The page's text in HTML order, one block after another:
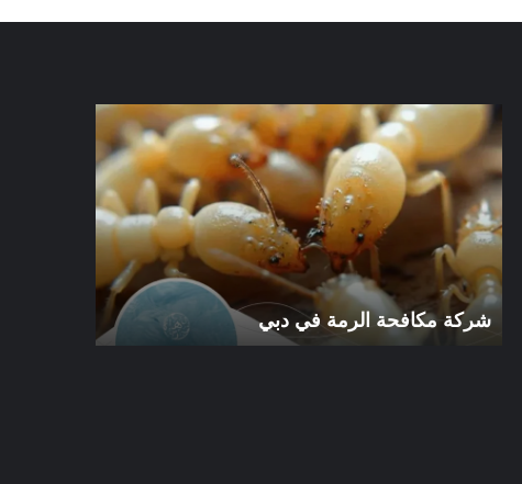
شركة
مكافحة
في
دبي
شركة مكافحة الرمة في دبي
شركة
مكافحة
الرمة
الورقاء